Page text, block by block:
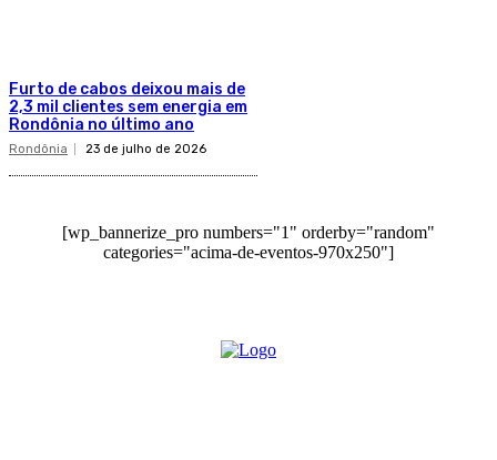
Furto de cabos deixou mais de
2,3 mil clientes sem energia em
Rondônia no último ano
Rondônia 23 de julho de 2026
[wp_bannerize_pro numbers="1" orderby="random"
categories="acima-de-eventos-970x250"]